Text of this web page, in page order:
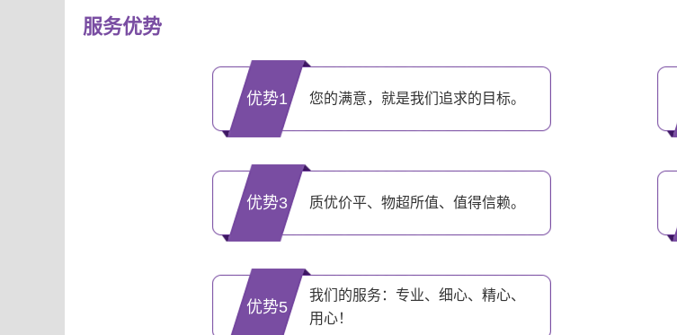
服务优势
优势1 您的满意，就是我们追求的目标。
优势3 质优价平、物超所值、值得信赖。
优势5
我们的服务：专业、细心、精心、
用心！